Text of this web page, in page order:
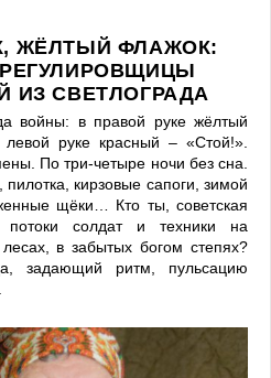
ЖЁЛТЫЙ ФЛАЖОК:
ИЗ СВЕТЛОГРАДА
войны: в правой руке жёлтый
руке красный – «Стой!».
По три-четыре ночи без сна.
кирзовые сапоги, зимой
щёки… Кто ты, советская
потоки солдат и техники на
в забытых богом степях?
задающий ритм, пульсацию